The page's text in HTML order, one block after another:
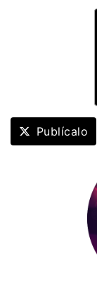
Publícalo